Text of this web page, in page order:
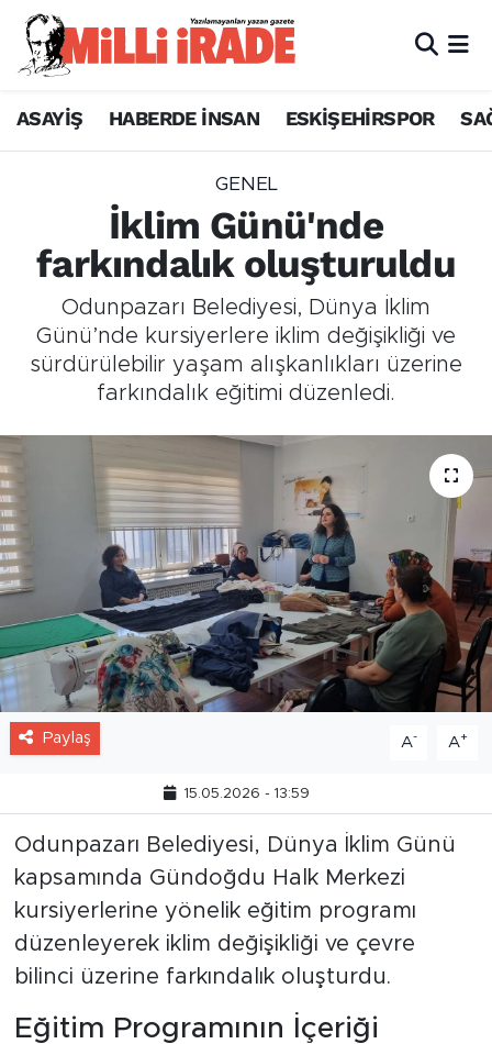
ASAYİŞ HABERDE İNSAN ESKİŞEHİRSPOR
GENEL
İklim Günü'nde
farkındalık oluşturuldu
Odunpazarı Belediyesi, Dünya İklim
Günü’nde kursiyerlere iklim değişikliği ve
sürdürülebilir yaşam alışkanlıkları üzerine
farkındalık eğitimi düzenledi.
Paylaş A- A+
15.05.2026 - 13:59
Odunpazarı Belediyesi, Dünya İklim Günü
kapsamında Gündoğdu Halk Merkezi
kursiyerlerine yönelik eğitim programı
düzenleyerek iklim değişikliği ve çevre
bilinci üzerine farkındalık oluşturdu.
Eğitim Programının İçeriği